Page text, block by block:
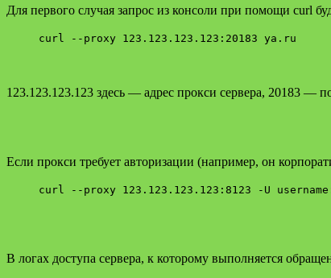
Для первого случая запрос из консоли при помощи curl
curl --proxy 123.123.123.123:20183 ya.ru
123.123.123.123 здесь — адрес прокси сервера, 20183 —
Если прокси требует авторизации (например, он
curl --proxy 123.123.123.123:8123 -U
В логах доступа сервера, к которому выполняется